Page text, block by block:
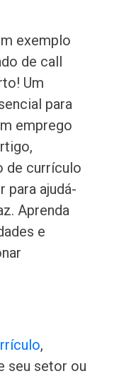
exemplo
de call
Um
para
emprego
de currículo
para ajudá-
Aprenda
e
,
seu setor ou